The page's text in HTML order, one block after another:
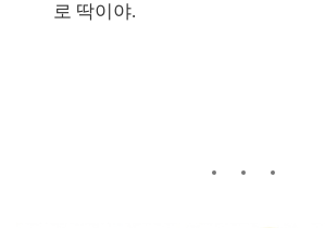
로 딱이야.